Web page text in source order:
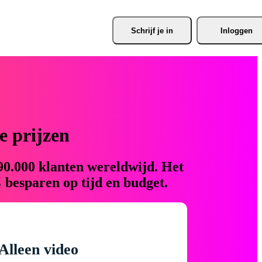
Schrijf je in Inloggen
prijzen
klanten wereldwijd. Het
op tijd en budget.
video